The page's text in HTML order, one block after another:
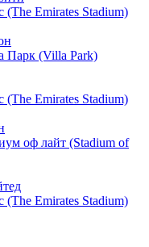
(The Emirates Stadium)
Парк (Villa Park)
(The Emirates Stadium)
оф лайт (Stadium of
(The Emirates Stadium)